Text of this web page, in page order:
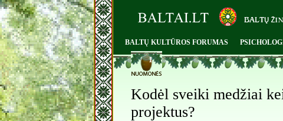
BALTŲ KULTŪROS FORUMAS
1
Kodėl sveiki medžiai
projektus?